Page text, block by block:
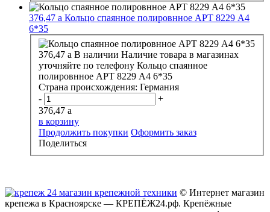
376,47 a Кольцо спаянное полировнное АРТ 8229 А4
6*35
376,47 a В наличии Наличие товара в магазинах
уточняйте по телефону Кольцо спаянное
полировнное АРТ 8229 А4 6*35
Страна происхождения: Германия
-
+
376,47 a
в корзину
Продолжить покупки Оформить заказ
Поделиться
© Интернет магазин
крепежа в Красноярске — КРЕПЁЖ24.рф. Крепёжные